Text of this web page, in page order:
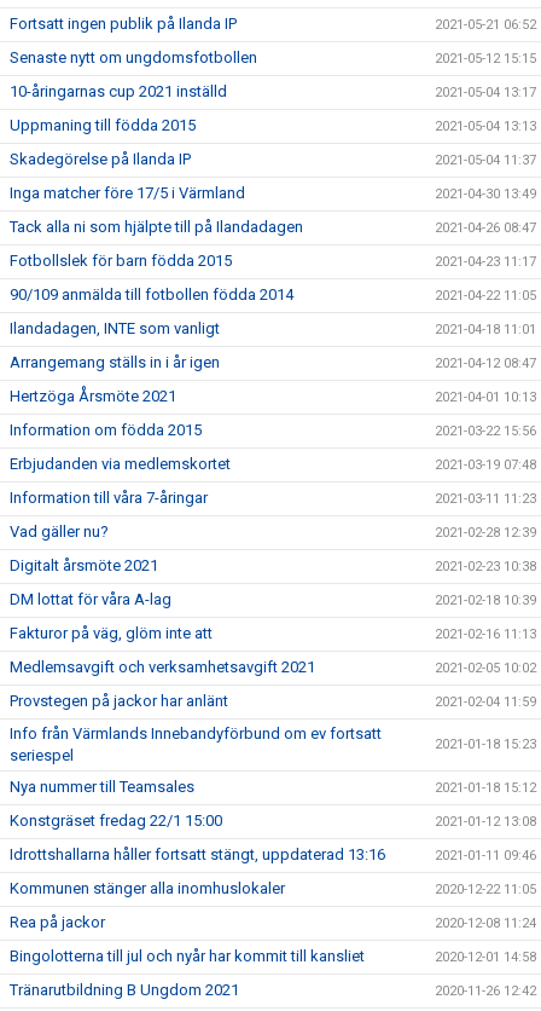
Fortsatt ingen publik på Ilanda IP 2021-05-21 06:52
Senaste nytt om ungdomsfotbollen 2021-05-12 15:15
10-åringarnas cup 2021 inställd 2021-05-04 13:17
Uppmaning till födda 2015 2021-05-04 13:13
Skadegörelse på Ilanda IP 2021-05-04 11:37
Inga matcher före 17/5 i Värmland 2021-04-30 13:49
Tack alla ni som hjälpte till på Ilandadagen 2021-04-26 08:47
Fotbollslek för barn födda 2015 2021-04-23 11:17
90/109 anmälda till fotbollen födda 2014 2021-04-22 11:05
Ilandadagen, INTE som vanligt 2021-04-18 11:01
Arrangemang ställs in i år igen 2021-04-12 08:47
Hertzöga Årsmöte 2021 2021-04-01 10:13
Information om födda 2015 2021-03-22 15:56
Erbjudanden via medlemskortet 2021-03-19 07:48
Information till våra 7-åringar 2021-03-11 11:23
Vad gäller nu? 2021-02-28 12:39
Digitalt årsmöte 2021 2021-02-23 10:38
DM lottat för våra A-lag 2021-02-18 10:39
Fakturor på väg, glöm inte att 2021-02-16 11:13
Medlemsavgift och verksamhetsavgift 2021 2021-02-05 10:02
Provstegen på jackor har anlänt 2021-02-04 11:59
Info från Värmlands Innebandyförbund om ev fortsatt
seriespel
2021-01-18 15:23
Nya nummer till Teamsales 2021-01-18 15:12
Konstgräset fredag 22/1 15:00 2021-01-12 13:08
Idrottshallarna håller fortsatt stängt, uppdaterad 13:16 2021-01-11 09:46
Kommunen stänger alla inomhuslokaler 2020-12-22 11:05
Rea på jackor 2020-12-08 11:24
Bingolotterna till jul och nyår har kommit till kansliet 2020-12-01 14:58
Tränarutbildning B Ungdom 2021 2020-11-26 12:42